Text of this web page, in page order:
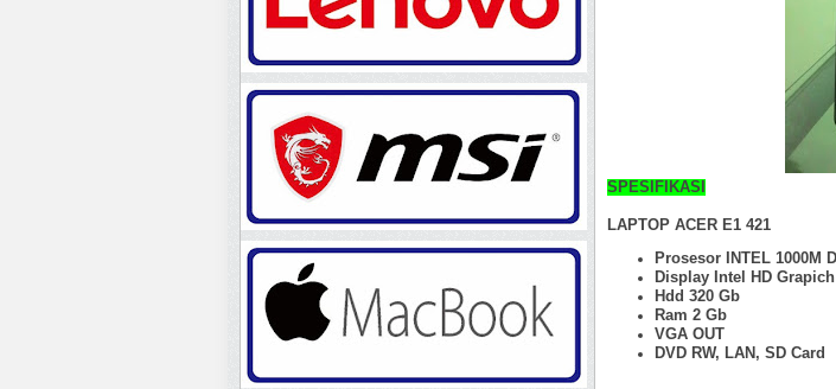
SPESIFIKASI
LAPTOP ACER E1 421
Prosesor INTEL 1000M
Display Intel HD Grapich
Hdd 320 Gb
Ram 2 Gb
VGA OUT
DVD RW, LAN, SD Card